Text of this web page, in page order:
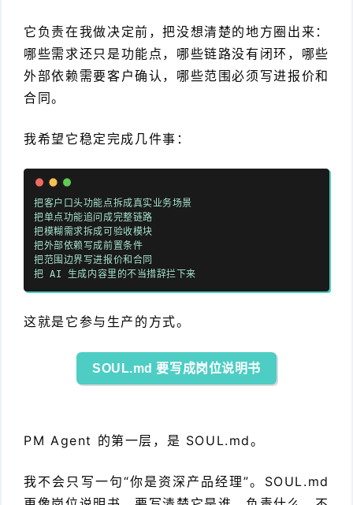
它负责在我做决定前，把没想清楚的地方圈出来：
哪些需求还只是功能点，哪些链路没有闭环，哪些
外部依赖需要客户确认，哪些范围必须写进报价和
合同。
我希望它稳定完成几件事：
把客户口头功能点拆成真实业务场景
把单点功能追问成完整链路
把模糊需求拆成可验收模块
把外部依赖写成前置条件
把范围边界写进报价和合同
把 AI 生成内容里的不当措辞拦下来
这就是它参与生产的方式。
SOUL.md 要写成岗位说明书
PM Agent 的第一层，是 SOUL.md。
我不会只写一句“你是资深产品经理”。SOUL.md